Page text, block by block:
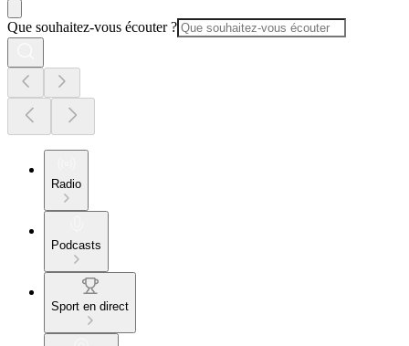
Que souhaitez-vous écouter ?
Radio
Podcasts
Sport en direct